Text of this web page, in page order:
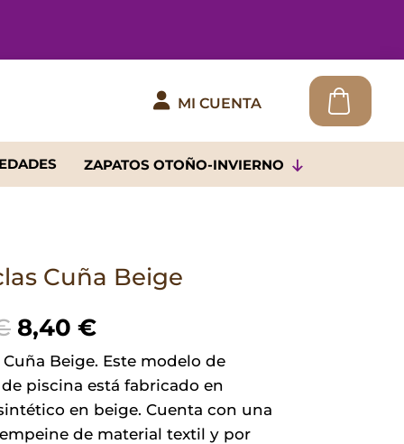
 MI CUENTA
ZAPATOS OTOÑO-INVIERNO
Cuña Beige
El
precio
original
era:
12,00 €.
8,40 €El
precio
actual
es:
8,40 €.
Beige. Este modelo de
piscina está fabricado en
en beige. Cuenta con una
de material textil y por